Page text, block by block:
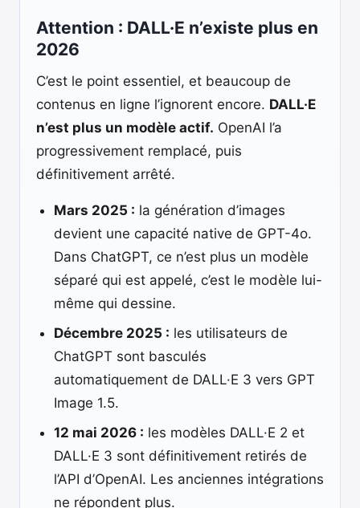
Attention : DALL·E n’existe plus en
2026
C’est le point essentiel, et beaucoup de
contenus en ligne l’ignorent encore. DALL·E
n’est plus un modèle actif. OpenAI l’a
progressivement remplacé, puis
définitivement arrêté.
Mars 2025 : la génération d’images
devient une capacité native de GPT-4o.
Dans ChatGPT, ce n’est plus un modèle
séparé qui est appelé, c’est le modèle lui-
même qui dessine.
Décembre 2025 : les utilisateurs de
ChatGPT sont basculés
automatiquement de DALL·E 3 vers GPT
Image 1.5.
12 mai 2026 : les modèles DALL·E 2 et
DALL·E 3 sont définitivement retirés de
l’API d’OpenAI. Les anciennes intégrations
ne répondent plus.